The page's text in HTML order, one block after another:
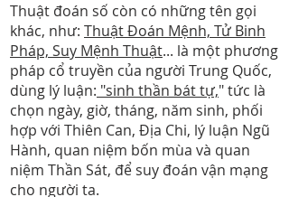
Thuật đoán số còn có những tên gọi
khác, như: Thuật Đoán Mệnh, Tử Binh
Pháp, Suy Mệnh Thuật... là một phương
pháp cổ truyền của người Trung Quốc,
dùng lý luận: "sinh thần bát tự," tức là
chọn ngày, giờ, tháng, năm sinh, phối
hợp với Thiên Can, Địa Chi, lý luận Ngũ
Hành, quan niệm bốn mùa và quan
niệm Thần Sát, để suy đoán vận mạng
cho người ta.